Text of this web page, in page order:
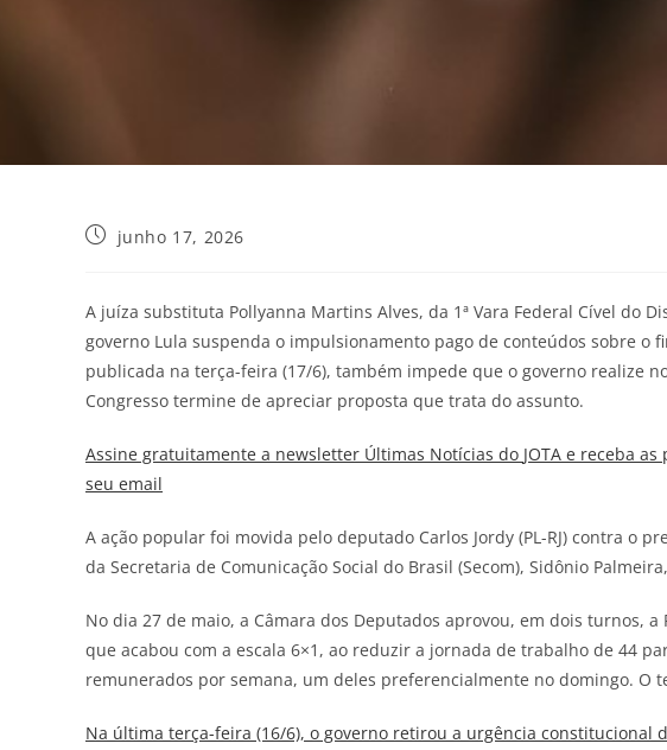
junho 17, 2026
A juíza substituta Pollyanna Martins Alves, da 1ª Vara Federal Cível do
governo Lula suspenda o impulsionamento pago de conteúdos sobre o
publicada na terça-feira (17/6), também impede que o governo realize
Congresso termine de apreciar proposta que trata do assunto.
Assine gratuitamente a newsletter Últimas Notícias do JOTA e receba as
seu email
A ação popular foi movida pelo deputado Carlos Jordy (PL-RJ) contra o
da Secretaria de Comunicação Social do Brasil (Secom), Sidônio
No dia 27 de maio, a Câmara dos Deputados aprovou, em dois turnos, a
que acabou com a escala 6×1, ao reduzir a jornada de trabalho de 44
remunerados por semana, um deles preferencialmente no domingo. O
Na última terça-feira (16/6), o governo retirou a urgência constitucional